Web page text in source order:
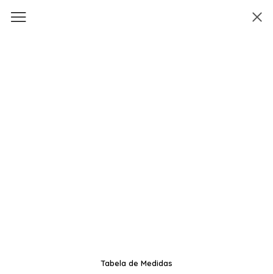
Tabela de Medidas